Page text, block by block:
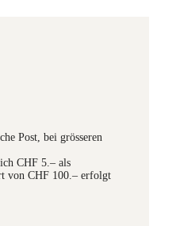
Post, bei grösseren
CHF 5.– als
von CHF 100.– erfolgt